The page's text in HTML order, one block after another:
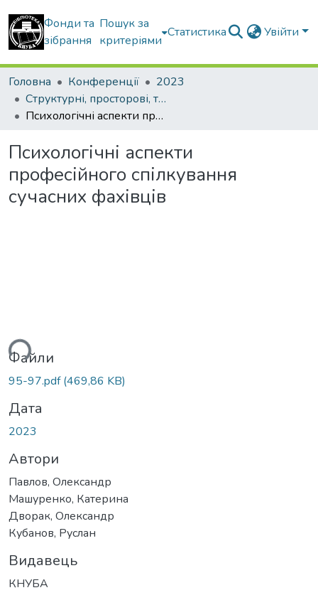
Фонди та
зібрання
Пошук за
критеріями
Статистика Увійти
Головна Конференції
2023
Структурні, просторові, технічні та організаційноекономічні чинники інноваційного розвитку будівельної галузі України в сучасних умовах
Психологічні аспекти професійного спілкування сучасних фахівців
Психологічні аспекти
професійного спілкування
сучасних фахівців
Файли
95-97.pdf(469,86 KB)
Дата
2023
Автори
Павлов, Олександр
Машуренко, Катерина
Дворак, Олександр
Кубанов, Руслан
Видавець
КНУБА